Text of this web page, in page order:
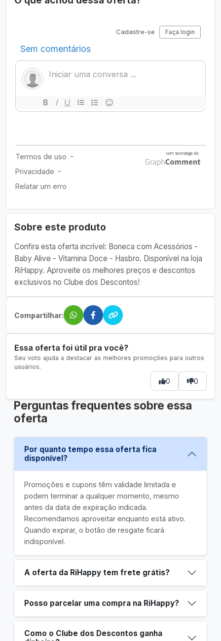
Sobre este produto
Confira esta oferta incrível: Boneca com Acessórios -
Baby Alive - Vitamina Doce - Hasbro. Disponível na loja
RiHappy. Aproveite os melhores preços e descontos
exclusivos no Clube dos Descontos!
Compartilhar:
Essa oferta foi útil pra você?
Seu voto ajuda a destacar as melhores promoções para outros
usuários.
0 0
Perguntas frequentes sobre essa
oferta
Por quanto tempo essa oferta fica
disponível?
Promoções e cupons têm validade limitada e
podem terminar a qualquer momento, mesmo
antes da data de expiração indicada.
Recomendamos aproveitar enquanto está ativo.
Quando expirar, o botão de resgate ficará
indisponível.
A oferta da RiHappy tem frete grátis?
Posso parcelar uma compra na RiHappy?
Como o Clube dos Descontos ganha